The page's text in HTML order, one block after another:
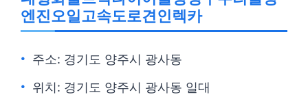
엔진오일고속도로견인렉카
주소: 경기도 양주시 광사동
위치: 경기도 양주시 광사동 일대